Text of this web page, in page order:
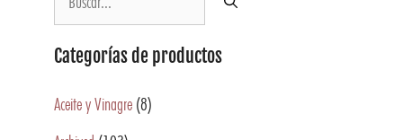
Categorías de productos
Aceite y Vinagre (8)